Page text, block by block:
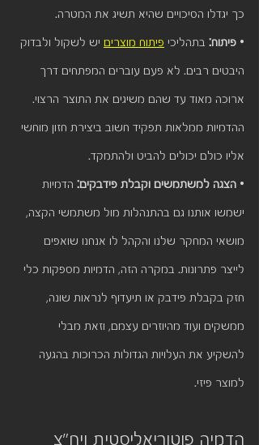
כך יגדלו הסיכויים שהיא תשיג את המטרה.
• פיתוח: בתהליכי פיתוח מוצרים יש לשקול ולבדוק
היבטים רבים. לא פעם עוברים המפתחים דרך
ארוכה מאוד עד שהם משיגים את התוצר הרצוי.
ההדמיות ממלאות תפקיד חשוב ביצירת חזון מוחשי
אליו כולם יכולים להביט ולהתמקד.
• הצגה למשתמשים וקבלת פידבקים: הדמיות
ישמשו אותנו גם בהתנהלות מול משתמשי הקצה,
מושאי המחקר שלנו והקהל לו אנחנו שואפים
לייצר פתרונות. במקרה הזה, הדמיות מספקות כלי
חזק בקבלת פידבק או תיעדוף לנראות שונה,
ממשקים ועוד מהיוזרים עצמם, וזאת מבלי
להשקיע את העלויות הגדולות הכרוכות בהגעה
למוצר פיזי.
הדמיה פוטוריאליסטית ויח"צ